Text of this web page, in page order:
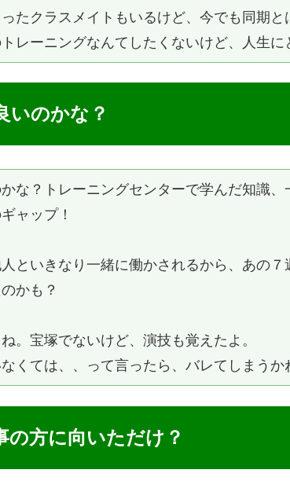
たクラスメイトもいるけど、今でも同期と
レーニングなんてしたくないけど、人生に
いのかな？
な？トレーニングセンターで学んだ知識、
ャップ！
といきなり一緒に働かされるから、あの
かも？
。宝塚でないけど、演技も覚えたよ。
くては、、って言ったら、バレてしまうか
の方に向いただけ？